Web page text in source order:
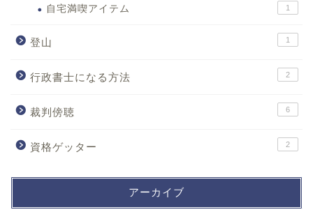
自宅満喫アイテム 1
登山 1
行政書士になる方法 2
裁判傍聴 6
資格ゲッター 2
アーカイブ